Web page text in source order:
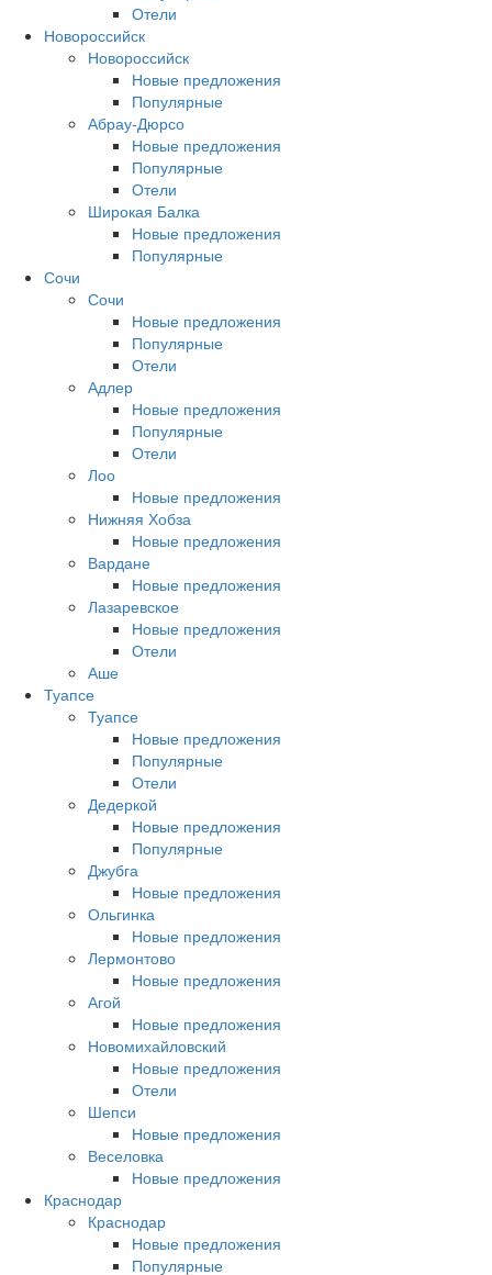
Отели
Новороссийск
Новороссийск
Новые предложения
Популярные
Абрау-Дюрсо
Новые предложения
Популярные
Отели
Широкая Балка
Новые предложения
Популярные
Сочи
Сочи
Новые предложения
Популярные
Отели
Адлер
Новые предложения
Популярные
Отели
Лоо
Новые предложения
Нижняя Хобза
Новые предложения
Вардане
Новые предложения
Лазаревское
Новые предложения
Отели
Аше
Туапсе
Туапсе
Новые предложения
Популярные
Отели
Дедеркой
Новые предложения
Популярные
Джубга
Новые предложения
Ольгинка
Новые предложения
Лермонтово
Новые предложения
Агой
Новые предложения
Новомихайловский
Новые предложения
Отели
Шепси
Новые предложения
Веселовка
Новые предложения
Краснодар
Краснодар
Новые предложения
Популярные